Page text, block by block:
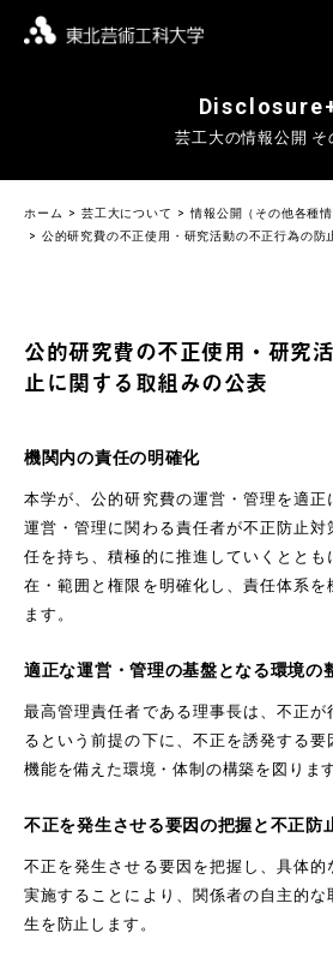
芸工大の情報公開 そ
ホーム 芸工大について
情報公開（その他各種情
公的研究費の不正使用・研究活動の不正行為の防
公的研究費の不正使用・研究
止に関する取組みの公表
機関内の責任の明確化
本学が、公的研究費の運営・管理を適
運営・管理に関わる責任者が不正防止
任を持ち、積極的に推進していくとと
在・範囲と権限を明確化し、責任体系を
ます。
適正な運営・管理の基盤となる環境の
最高管理責任者である理事長は、不正が
るという前提の下に、不正を誘発する
機能を備えた環境・体制の構築を図ります
不正を発生させる要因の把握と不正防
不正を発生させる要因を把握し、具体的
実施することにより、関係者の自主的
生を防止します。